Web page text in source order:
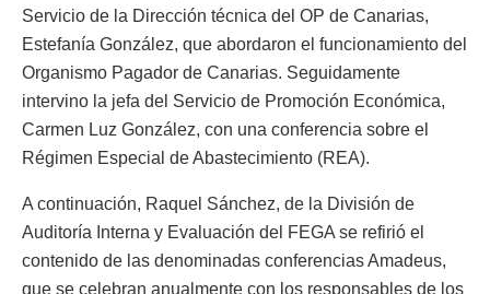
Servicio de la Dirección técnica del OP de Canarias,
Estefanía González, que abordaron el funcionamiento del
Organismo Pagador de Canarias. Seguidamente
intervino la jefa del Servicio de Promoción Económica,
Carmen Luz González, con una conferencia sobre el
Régimen Especial de Abastecimiento (REA).
A continuación, Raquel Sánchez, de la División de
Auditoría Interna y Evaluación del FEGA se refirió el
contenido de las denominadas conferencias Amadeus,
que se celebran anualmente con los responsables de los